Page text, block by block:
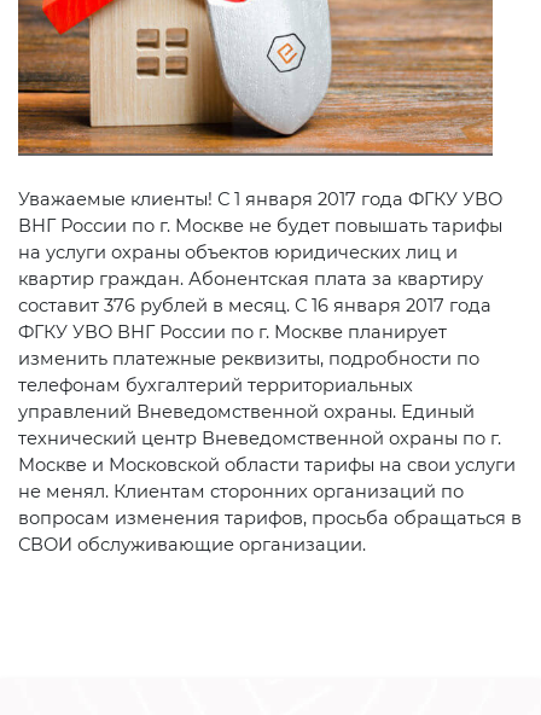
Уважаемые клиенты! С 1 января 2017 года ФГКУ УВО
ВНГ России по г. Москве не будет повышать тарифы
на услуги охраны объектов юридических лиц и
квартир граждан. Абонентская плата за квартиру
составит 376 рублей в месяц. С 16 января 2017 года
ФГКУ УВО ВНГ России по г. Москве планирует
изменить платежные реквизиты, подробности по
телефонам бухгалтерий территориальных
управлений Вневедомственной охраны. Единый
технический центр Вневедомственной охраны по г.
Москве и Московской области тарифы на свои услуги
не менял. Клиентам сторонних организаций по
вопросам изменения тарифов, просьба обращаться в
СВОИ обслуживающие организации.